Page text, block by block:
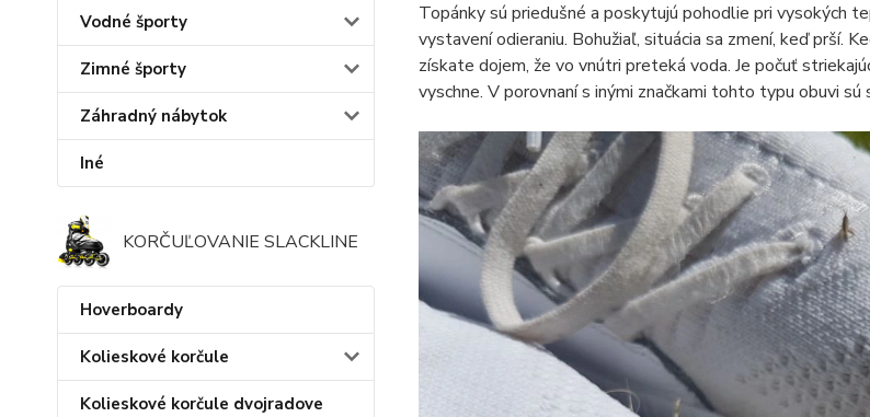
Vodné športy
Zimné športy
Záhradný nábytok
Iné
KORČUĽOVANIE SLACKLINE
Hoverboardy
Kolieskové korčule
Kolieskové korčule dvojradove
Topánky sú priedušné a poskytujú pohodlie pri vysokých
vystavení odieraniu. Bohužiaľ, situácia sa zmení, keď prší.
získate dojem, že vo vnútri preteká voda. Je počuť
vyschne. V porovnaní s inými značkami tohto typu obuvi